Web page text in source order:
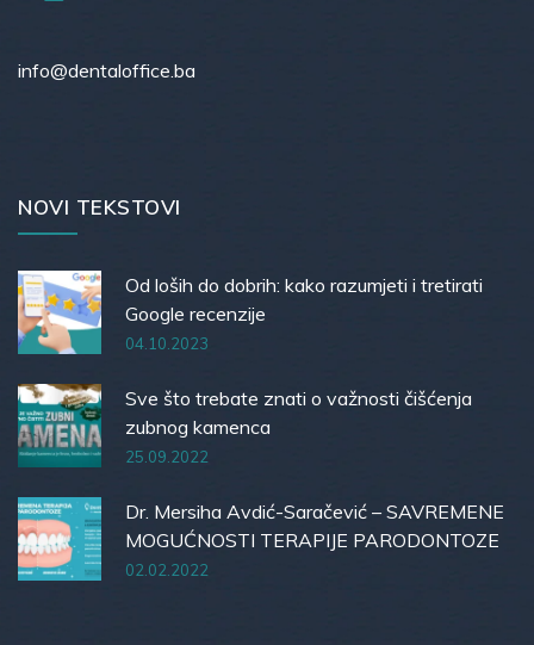
info@dentaloffice.ba
NOVI TEKSTOVI
Od loših do dobrih: kako razumjeti i tretirati
Google recenzije
04.10.2023
Sve što trebate znati o važnosti čišćenja
zubnog kamenca
25.09.2022
Dr. Mersiha Avdić-Saračević – SAVREMENE
MOGUĆNOSTI TERAPIJE PARODONTOZE
02.02.2022